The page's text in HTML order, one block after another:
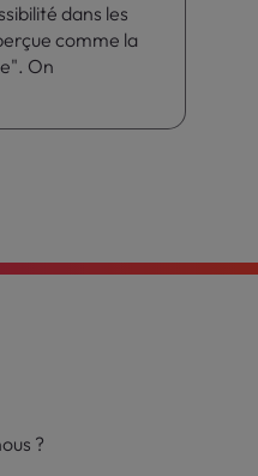
dans les
comme la
On
?